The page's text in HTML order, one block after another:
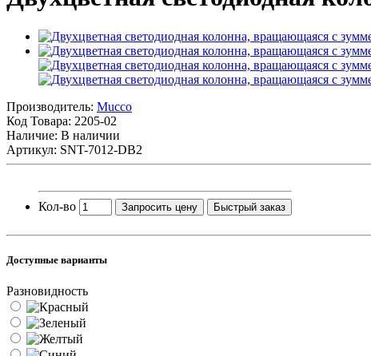
Производитель: Mucco
Код Товара: 2205-02
Наличие: В наличии
Артикул: SNT-7012-DB2
Кол-во Запросить цену Быстрый заказ
Доступные варианты
Разновидность